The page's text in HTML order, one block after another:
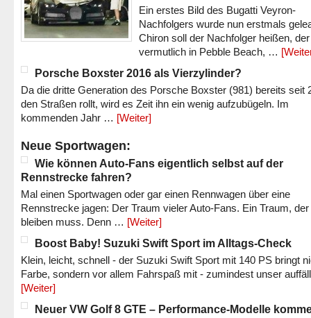
Ein erstes Bild des Bugatti Veyron-
Nachfolgers wurde nun erstmals
Chiron soll der Nachfolger heißen, der
vermutlich in Pebble Beach, …
Porsche Boxster 2016 als Vierzylinder?
Da die dritte Generation des Porsche Boxster (981) bereits seit
den Straßen rollt, wird es Zeit ihn ein wenig aufzubügeln. Im
kommenden Jahr … [Weiter]
Neue Sportwagen:
Wie können Auto-Fans eigentlich selbst auf der
Rennstrecke fahren?
Mal einen Sportwagen oder gar einen Rennwagen über eine
Rennstrecke jagen: Der Traum vieler Auto-Fans. Ein Traum,
bleiben muss. Denn … [Weiter]
Boost Baby! Suzuki Swift Sport im Alltags-Check
Klein, leicht, schnell - der Suzuki Swift Sport mit 140 PS bringt
Farbe, sondern vor allem Fahrspaß mit - zumindest unser
[Weiter]
Neuer VW Golf 8 GTE – Performance-Modelle